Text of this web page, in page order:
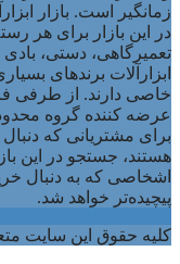
زمانگیر است. بازار
در این بازار برای هر
تعمیرگاهی، دستی، بادی
ابزارآلات برندهای
خاصی دارند. از طرفی
عرضه کننده گروه
برای مشتریانی که دنبال
هستند، جستجو در این
اشخاصی که به دنبال
پیچیده‌تر خواهد شد.
کلیه حقوق این سایت